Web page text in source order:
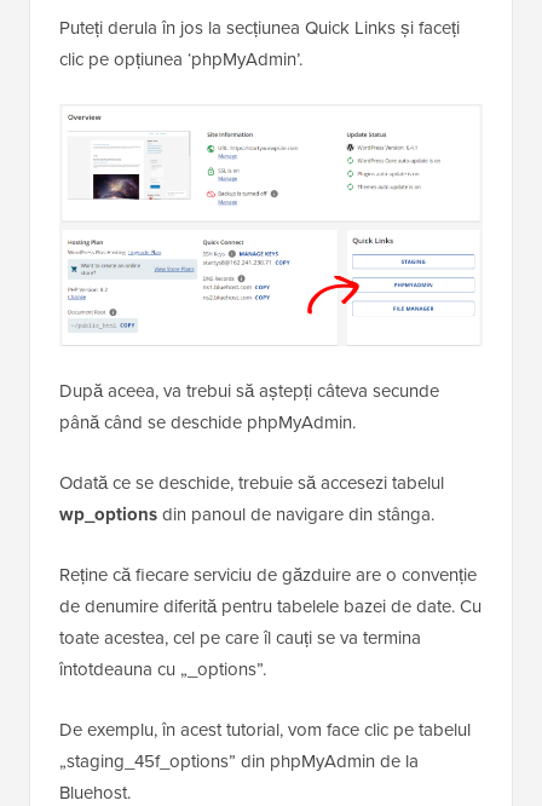
Puteți derula în jos la secțiunea Quick Links și faceți
clic pe opțiunea ‘phpMyAdmin’.
După aceea, va trebui să aștepți câteva secunde
până când se deschide phpMyAdmin.
Odată ce se deschide, trebuie să accesezi tabelul
wp_optionsdin panoul de navigare din stânga.
Reține că fiecare serviciu de găzduire are o convenție
de denumire diferită pentru tabelele bazei de date. Cu
toate acestea, cel pe care îl cauți se va termina
întotdeauna cu „_options”.
De exemplu, în acest tutorial, vom face clic pe tabelul
„staging_45f_options” din phpMyAdmin de la
Bluehost.